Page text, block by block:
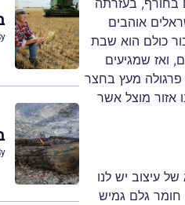
בחורף, בעזרתה
אוהבים
כולם הוא שבת
ואז שמגיעים
מעץ בחצר
אזור מוצל אשר
עיצוב יש לנו
חומר גלם גמיש